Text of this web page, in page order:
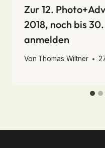
Zur 12.
2018, noch bis
anmelden
Von Thomas Wiltner